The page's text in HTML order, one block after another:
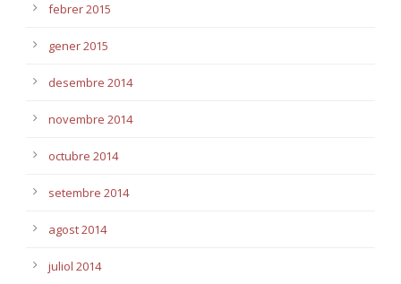
febrer 2015
gener 2015
desembre 2014
novembre 2014
octubre 2014
setembre 2014
agost 2014
juliol 2014